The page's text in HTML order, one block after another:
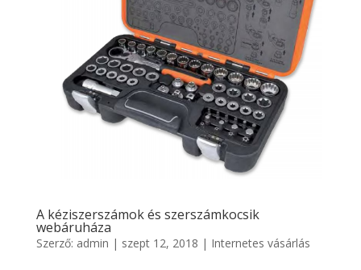
A kéziszerszámok és szerszámkocsik
webáruháza
Szerző: admin | szept 12, 2018 | Internetes vásárlás